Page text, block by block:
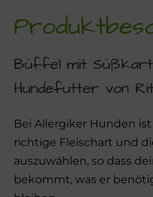
Büffel mit
Hundefutter von
Bei Allergiker Hunden
richtige Fleischart und
auszuwählen, so dass
bekommt, was er